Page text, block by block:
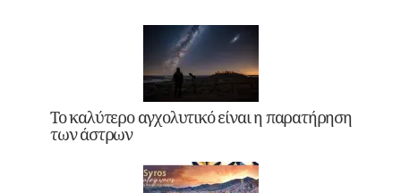
Το καλύτερο αγχολυτικό είναι η παρατήρηση
των άστρων